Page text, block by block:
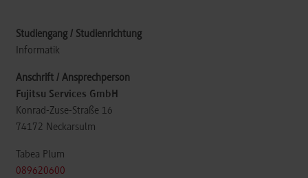
Informatik
Fujitsu Services GmbH
Konrad-Zuse-Straße 16
74172 Neckarsulm
Tabea Plum
089620600